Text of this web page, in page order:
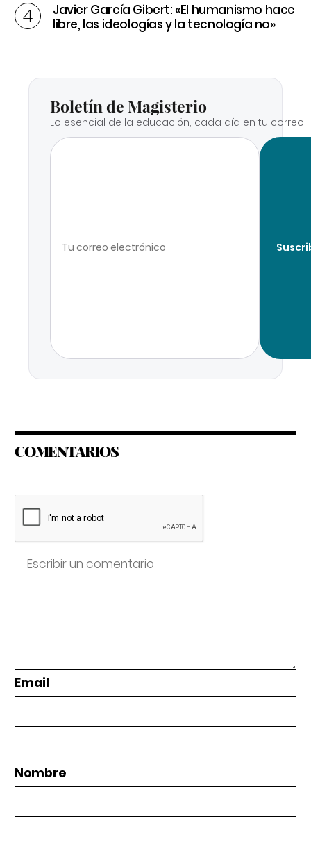
Javier García Gibert: «El humanismo hace
libre, las ideologías y la tecnología no»
Boletín de Magisterio
Lo esencial de la educación, cada día en tu correo.
COMENTARIOS
Email
Nombre